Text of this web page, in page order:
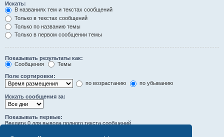
Искать:
В названиях тем и текстах сообщений
Только в текстах сообщений
Только по названию темы
Только в первом сообщении темы
Показывать результаты как:
Сообщения
Темы
Поле сортировки:
по возрастанию
по убыванию
Искать сообщения за:
Показывать первые:
Введите 0 для вывода полного текста сообщений.